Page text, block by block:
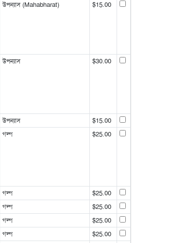
উপন্যাস (Mahabharat) $15.00
উপন্যাস $30.00
উপন্যাস
$15.00
গল্প $25.00
গল্প
$25.00
গল্প
$25.00
গল্প
$25.00
গল্প
$25.00